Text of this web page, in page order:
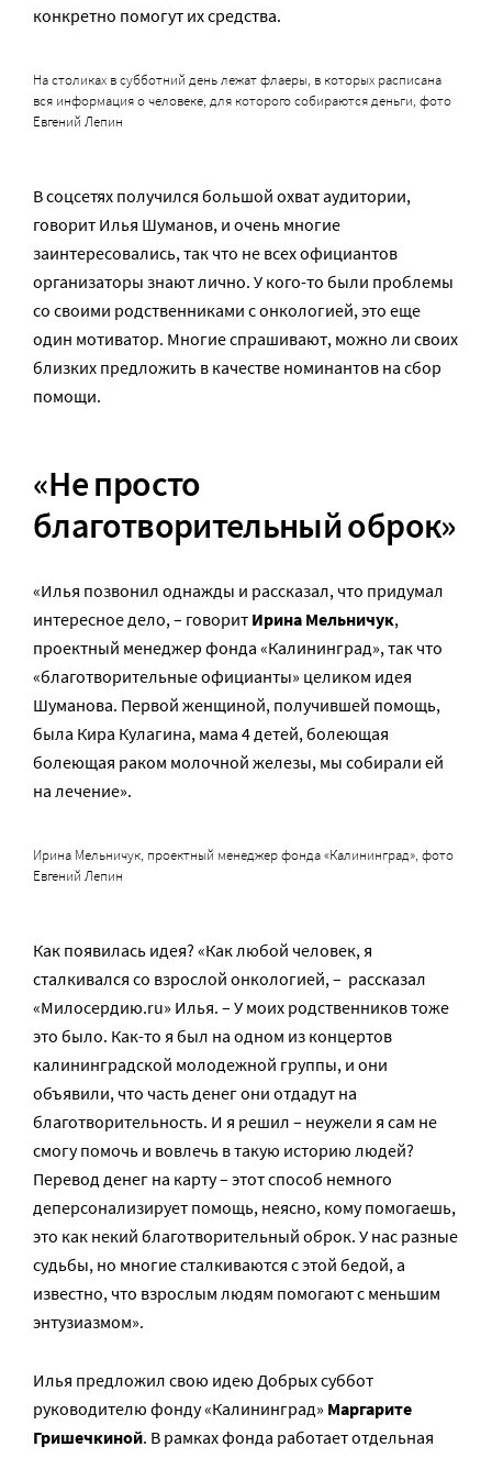
конкретно помогут их средства.
На столиках в субботний день лежат флаеры, в которых расписана
вся информация о человеке, для которого собираются деньги, фото
Евгений Лепин
В соцсетях получился большой охват аудитории,
говорит Илья Шуманов, и очень многие
заинтересовались, так что не всех официантов
организаторы знают лично. У кого-то были проблемы
со своими родственниками с онкологией, это еще
один мотиватор. Многие спрашивают, можно ли своих
близких предложить в качестве номинантов на сбор
помощи.
«Не просто
благотворительный оброк»
«Илья позвонил однажды и рассказал, что придумал
интересное дело, – говорит Ирина Мельничук,
проектный менеджер фонда «Калининград», так что
«благотворительные официанты» целиком идея
Шуманова. Первой женщиной, получившей помощь,
была Кира Кулагина, мама 4 детей, болеющая
болеющая раком молочной железы, мы собирали ей
на лечение».
Ирина Мельничук, проектный менеджер фонда «Калининград», фото
Евгений Лепин
Как появилась идея? «Как любой человек, я
сталкивался со взрослой онкологией, – рассказал
«Милосердию.ru» Илья. – У моих родственников тоже
это было. Как-то я был на одном из концертов
калининградской молодежной группы, и они
объявили, что часть денег они отдадут на
благотворительность. И я решил – неужели я сам не
смогу помочь и вовлечь в такую историю людей?
Перевод денег на карту – этот способ немного
деперсонализирует помощь, неясно, кому помогаешь,
это как некий благотворительный оброк. У нас разные
судьбы, но многие сталкиваются с этой бедой, а
известно, что взрослым людям помогают с меньшим
энтузиазмом».
Илья предложил свою идею Добрых суббот
руководителю фонду «Калининград» Маргарите
Гришечкиной. В рамках фонда работает отдельная